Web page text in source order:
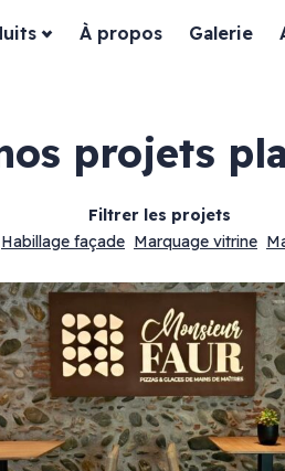
Habillage
Devanture bois
Devanture dibond
Devanture
À propos Galerie
projets
Filtrer les projets
Habillage façade Marquage vitrine